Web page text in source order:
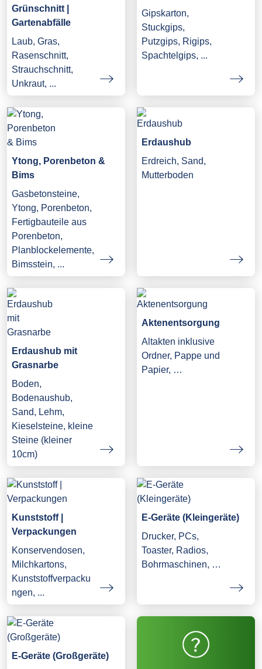
Grünschnitt |
Gartenabfälle
Laub, Gras,
Rasenschnitt,
Strauchschnitt,
Unkraut, ...
Gipskarton,
Stuckgips,
Putzgips, Rigips,
Spachtelgips, ...
Ytong, Porenbeton &
Bims
Gasbetonsteine,
Ytong, Porenbeton,
Fertigbauteile aus
Porenbeton,
Planblockelemente,
Bimsstein, ...
Erdaushub
Erdreich, Sand,
Mutterboden
Erdaushub mit
Grasnarbe
Boden,
Bodenaushub,
Sand, Lehm,
Kieselsteine, kleine
Steine (kleiner
10cm)
Aktenentsorgung
Altakten inklusive
Ordner, Pappe und
Papier, …
Kunststoff |
Verpackungen
Konservendosen,
Milchkartons,
Kunststoffverpacku
ngen, ...
E-Geräte (Kleingeräte)
Drucker, PCs,
Toaster, Radios,
Bohrmaschinen, …
E-Geräte (Großgeräte)